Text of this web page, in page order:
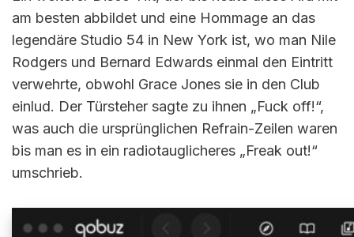
am besten abbildet und eine Hommage an das
legendäre Studio 54 in New York ist, wo man Nile
Rodgers und Bernard Edwards einmal den Eintritt
verwehrte, obwohl Grace Jones sie in den Club
einlud. Der Türsteher sagte zu ihnen „Fuck off!“,
was auch die ursprünglichen Refrain-Zeilen waren
bis man es in ein radiotauglicheres „Freak out!“
umschrieb.